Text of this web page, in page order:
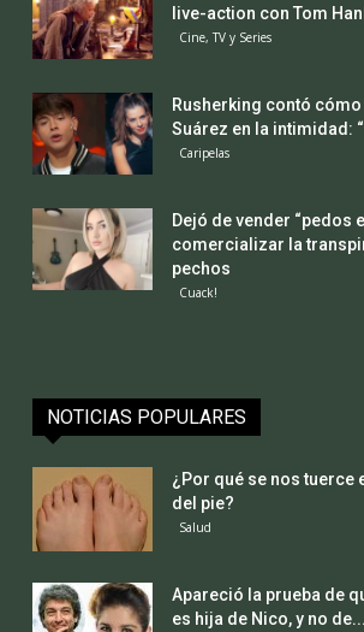
live-action con Tom
Cine, TV y Series
Rusherking contó
Suárez en la intimidad:
Caripelas
Dejó de vender “pedos
comercializar la
pechos
Cuack!
NOTICIAS POPULARES
¿Por qué se nos tuerce
del pie?
Salud
Apareció la prueba de
es hija de Nico, y no de...